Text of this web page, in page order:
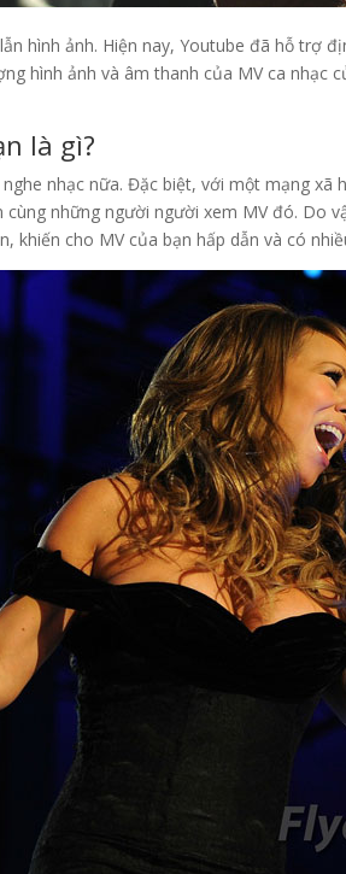
hình ảnh. Hiện nay, Youtube đã hỗ trợ
hình ảnh và âm thanh của MV ca nhạc
là gì?
nhạc nữa. Đặc biệt, với một mạng xã
những người người xem MV đó. Do
khiến cho MV của bạn hấp dẫn và có